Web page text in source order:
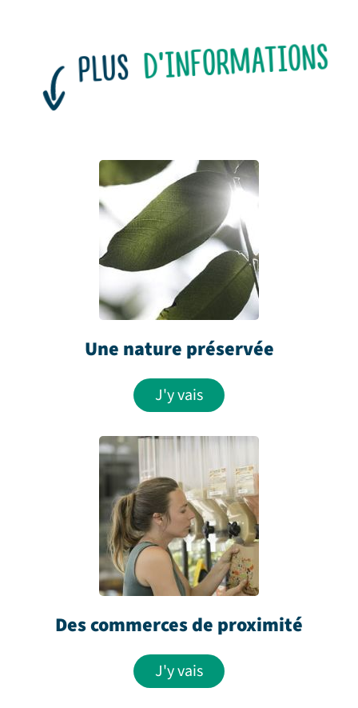
PLUSD'INFORMATIONS
Une nature préservée
J'y vais
Des commerces de proximité
J'y vais